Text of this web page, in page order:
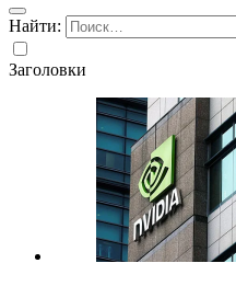
Найти:
Заголовки